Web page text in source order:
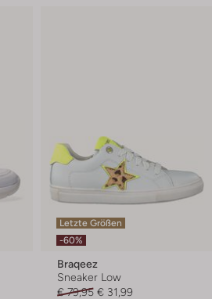
Letzte Größen
-60%
Braqeez
Sneaker Low
€ 79,95 € 31,99